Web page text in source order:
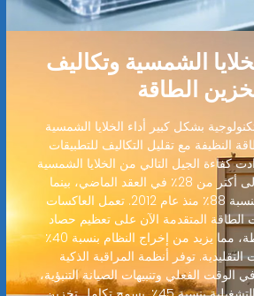
الشمسية وتكاليف
الطاقة
بشكل كبير أداء الخلايا الشمسية
النظيفة مع تقليل التكاليف للتطبيقات
كفاءة الجيل التالي من الخلايا الشمسية
الصناعية من 18٪ إلى أكثر من 28٪ في العقد الماضي، بينما
انخفضت التكاليف بنسبة 88٪ منذ عام 2012. تعمل العاكسات
الطاقة المتقدمة الآن على تعظيم حصاد
الطاقة من كل محطة، مما يزيد من إخراج النظام بنسبة 40٪
التقليدية. توفر أنظمة المراقبة الذكية
الوقت الفعلي وتنبيهات الصيانة التنبؤية،